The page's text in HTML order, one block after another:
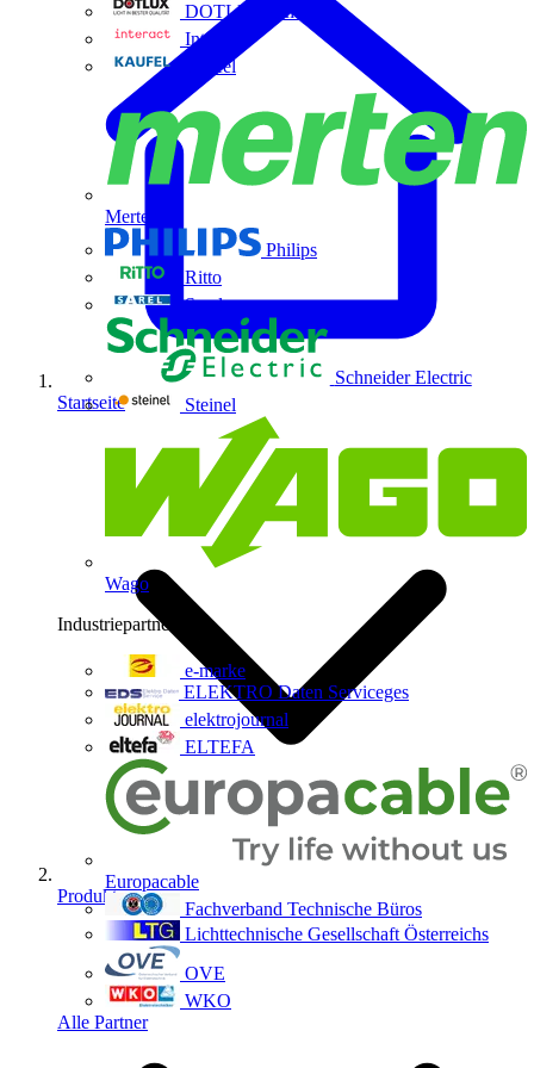
DOTLUX GmbH
Interact
Kaufel
Merten
Philips
Ritto
Sarel
Schneider Electric
Steinel
Wago
Industriepartner
e-marke
ELEKTRO Daten Serviceges
elektrojournal
ELTEFA
Europacable
Fachverband Technische Büros
Lichttechnische Gesellschaft Österreichs
OVE
WKO
Alle Partner
Startseite
Produkte